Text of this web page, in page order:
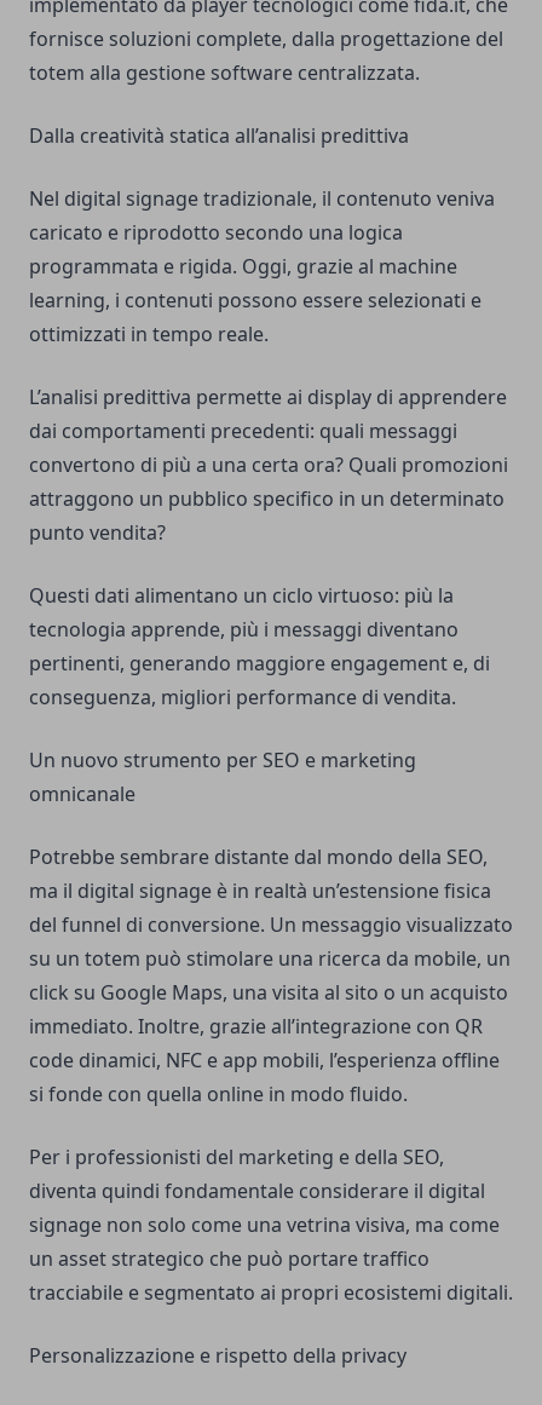
fornisce soluzioni complete, dalla progettazione del
totem alla gestione software centralizzata.
Dalla creatività statica all’analisi predittiva
Nel digital signage tradizionale, il contenuto veniva
caricato e riprodotto secondo una logica
programmata e rigida. Oggi, grazie al machine
learning, i contenuti possono essere selezionati e
ottimizzati in tempo reale.
L’analisi predittiva permette ai display di apprendere
dai comportamenti precedenti: quali messaggi
convertono di più a una certa ora? Quali promozioni
attraggono un pubblico specifico in un determinato
punto vendita?
Questi dati alimentano un ciclo virtuoso: più la
tecnologia apprende, più i messaggi diventano
pertinenti, generando maggiore engagement e, di
conseguenza, migliori performance di vendita.
Un nuovo strumento per SEO e marketing
omnicanale
Potrebbe sembrare distante dal mondo della SEO,
ma il digital signage è in realtà un’estensione fisica
del funnel di conversione. Un messaggio visualizzato
su un totem può stimolare una ricerca da mobile, un
click su Google Maps, una visita al sito o un acquisto
immediato. Inoltre, grazie all’integrazione con QR
code dinamici, NFC e app mobili, l’esperienza offline
si fonde con quella online in modo fluido.
Per i professionisti del marketing e della SEO,
diventa quindi fondamentale considerare il digital
signage non solo come una vetrina visiva, ma come
un asset strategico che può portare traffico
tracciabile e segmentato ai propri ecosistemi digitali.
Personalizzazione e rispetto della privacy